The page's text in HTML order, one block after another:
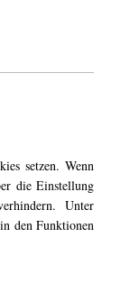
setzen. Wenn
die Einstellung
Unter
den Funktionen